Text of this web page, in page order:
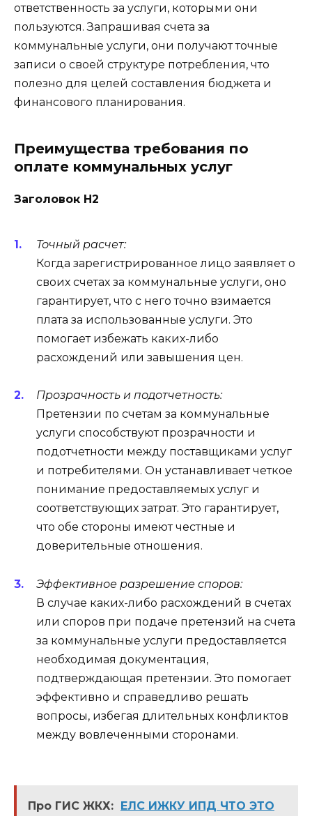
ответственность за услуги, которыми они
пользуются. Запрашивая счета за
коммунальные услуги, они получают точные
записи о своей структуре потребления, что
полезно для целей составления бюджета и
финансового планирования.
Преимущества требования по
оплате коммунальных услуг
Заголовок H2
Точный расчет:
Когда зарегистрированное лицо заявляет о
своих счетах за коммунальные услуги, оно
гарантирует, что с него точно взимается
плата за использованные услуги. Это
помогает избежать каких-либо
расхождений или завышения цен.
Прозрачность и подотчетность:
Претензии по счетам за коммунальные
услуги способствуют прозрачности и
подотчетности между поставщиками услуг
и потребителями. Он устанавливает четкое
понимание предоставляемых услуг и
соответствующих затрат. Это гарантирует,
что обе стороны имеют честные и
доверительные отношения.
Эффективное разрешение споров:
В случае каких-либо расхождений в счетах
или споров при подаче претензий на счета
за коммунальные услуги предоставляется
необходимая документация,
подтверждающая претензии. Это помогает
эффективно и справедливо решать
вопросы, избегая длительных конфликтов
между вовлеченными сторонами.
Про ГИС ЖКХ: ЕЛС ИЖКУ ИПД ЧТО ЭТО